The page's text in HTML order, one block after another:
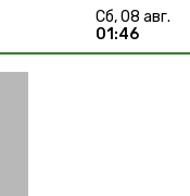
сб, 08 авг.
01:46